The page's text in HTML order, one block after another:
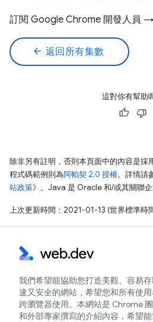
訂閱 Google Chrome 開發人員 →
arrow_back 返回所有集數
這對你有幫助
除非另有註明，否則本頁面中的內容是採
程式碼範例則為阿帕契 2.0 授權。詳情請
站政策》。Java 是 Oracle 和/或其關聯企
上次更新時間：2021-01-13 (世界標準時間
我們希望能協助您打造美觀、容易
速又安全的網站，希望您和所有使
跨瀏覽器使用。本網站是 Chrome
和外部專家撰寫的介紹內容，希望